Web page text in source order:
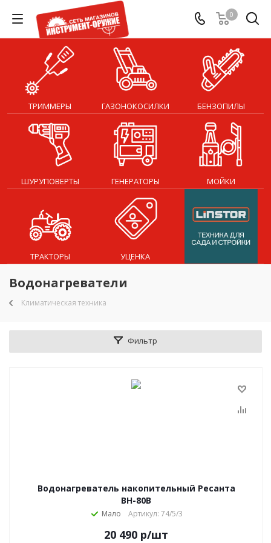
0
ТРИММЕРЫ ГАЗОНОКОСИЛКИ БЕНЗОПИЛЫ
ШУРУПОВЕРТЫ ГЕНЕРАТОРЫ МОЙКИ
ТРАКТОРЫ УЦЕНКА
Водонагреватели
Климатическая техника
Фильтр
Водонагреватель накопительный Ресанта
ВН-80В
Мало Артикул: 74/5/3
20 490 р/шт